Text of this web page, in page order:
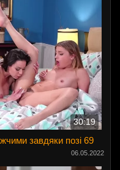
30:19
завдяки позі 69
06.05.2022